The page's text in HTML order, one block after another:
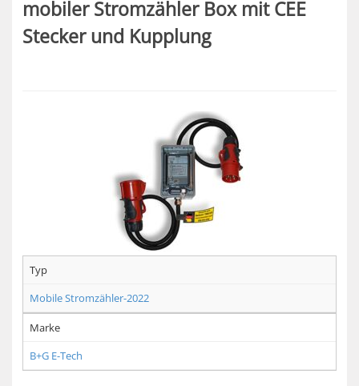
mobiler Stromzähler Box mit CEE
Stecker und Kupplung
Typ
Mobile Stromzähler-2022
Marke
B+G E-Tech